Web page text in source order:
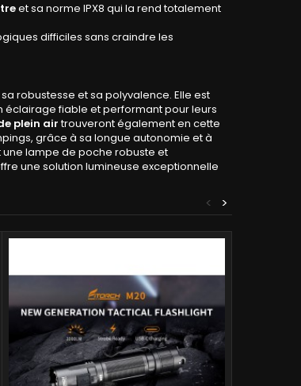
et sa norme IPX8 qui la rend totalement
difficiles sans craindre les
robustesse et sa polyvalence. Elle est
éclairage fiable et performant pour leurs
plein airtrouveront également en cette
grâce à sa longue autonomie et à
lampe de poche robuste et
une solution lumineuse exceptionnelle
>
<